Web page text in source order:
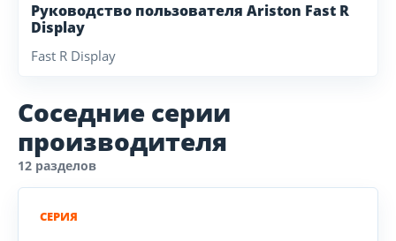
Руководство пользователя Ariston Fast R
Display
Fast R Display
Соседние серии
производителя
12 разделов
СЕРИЯ